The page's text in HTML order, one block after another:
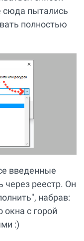
сюда пытались
полностью
введенные
через реестр. Он
набрав:
окна с горой
:)